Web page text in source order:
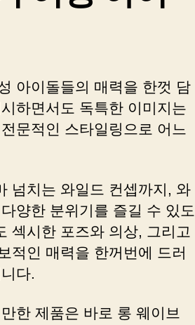
아이돌들의 매력을 한껏 담
하면서도 독특한 이미지는
문적인 스타일링으로 어느
넘치는 와일드 컨셉까지, 와
양한 분위기를 즐길 수 있도
섹시한 포즈와 의상, 그리고
적인 매력을 한꺼번에 드러
다.
한 제품은 바로 롱 웨이브